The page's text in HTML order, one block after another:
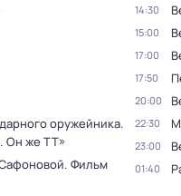
оружейника.
Он же ТТ»
Фильм
14:30
15:00
17:00
17:50
20:00
22:30
23:00
01:40